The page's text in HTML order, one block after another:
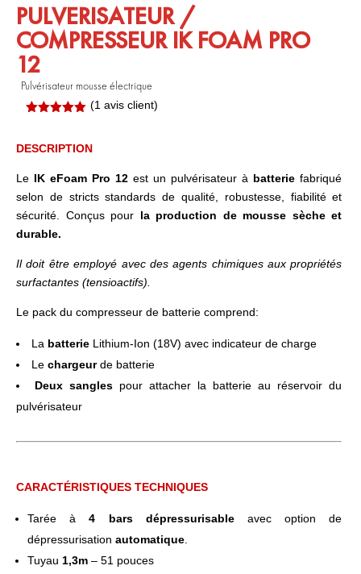
PULVERISATEUR /
COMPRESSEUR IK FOAM PRO
12
Pulvérisateur mousse électrique
basé sur
(1 avis client)
DESCRIPTION
Le IK eFoam Pro 12 est un pulvérisateur à batterie fabriqué
selon de stricts standards de qualité, robustesse, fiabilité et
sécurité. Conçus pour la production de mousse sèche et
durable.
Il doit être employé avec des agents chimiques aux propriétés
surfactantes (tensioactifs).
Le pack du compresseur de batterie comprend:
La batterie Lithium-Ion (18V) avec indicateur de charge
Le chargeurde batterie
Deux sangles pour attacher la batterie au réservoir du
pulvérisateur
CARACTÉRISTIQUES TECHNIQUES
Tarée à4 bars dépressurisableavec option de
dépressurisation automatique
Tuyau 1,3m – 51 pouces